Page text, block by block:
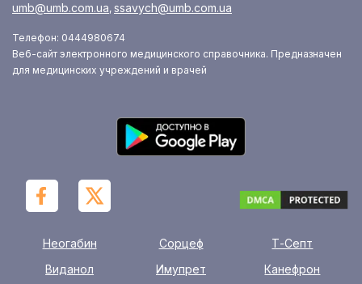
umb@umb.com.ua, ssavych@umb.com.ua
Телефон: 0444980674
Веб-сайт электронного медицинского справочника. Предназначен
для медицинских учреждений и врачей
Неогабин Сорцеф
Т-Септ
Виданол
Имупрет
Канефрон